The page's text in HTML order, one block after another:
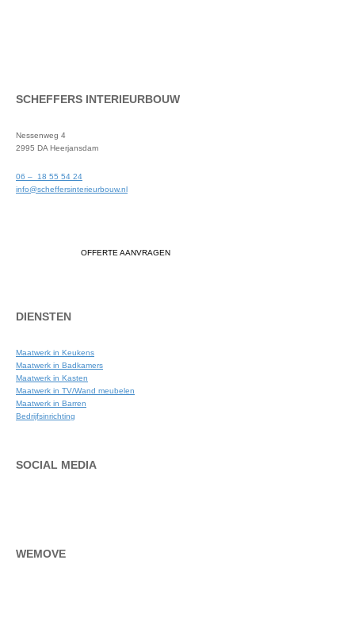
SCHEFFERS INTERIEURBOUW
Nessenweg 4
2995 DA Heerjansdam
06 – 18 55 54 24
info@scheffersinterieurbouw.nl
OFFERTE AANVRAGEN
DIENSTEN
Maatwerk in Keukens
Maatwerk in Badkamers
Maatwerk in Kasten
Maatwerk in TV/Wand meubelen
Maatwerk in Barren
Bedrijfsinrichting
SOCIAL MEDIA
WEMOVE